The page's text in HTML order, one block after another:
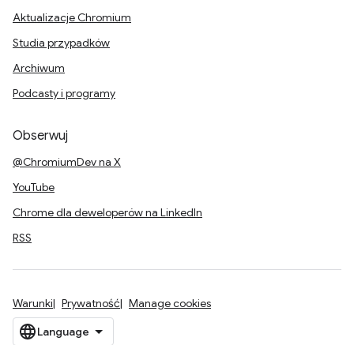
Aktualizacje Chromium
Studia przypadków
Archiwum
Podcasty i programy
Obserwuj
@ChromiumDev na X
YouTube
Chrome dla deweloperów na LinkedIn
RSS
Warunki Prywatność Manage cookies